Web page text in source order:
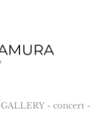
GALLERY - concert -